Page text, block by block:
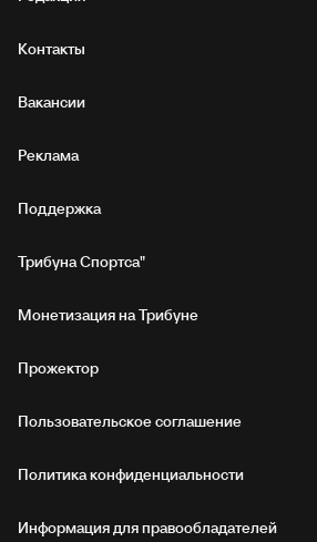
Контакты
Вакансии
Реклама
Поддержка
Трибуна Спортса"
Монетизация на Трибуне
Прожектор
Пользовательское соглашение
Политика конфиденциальности
Информация для правообладателей